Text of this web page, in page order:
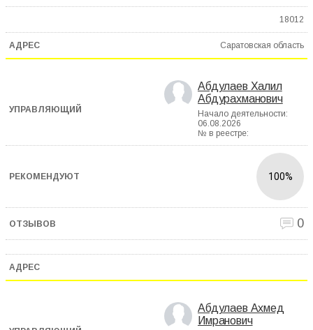
18012
Саратовская область
Абдулаев Халил
Абдурахманович
Начало деятельности:
06.08.2026
№ в реестре:
100%
0
Абдулаев Ахмед
Имранович